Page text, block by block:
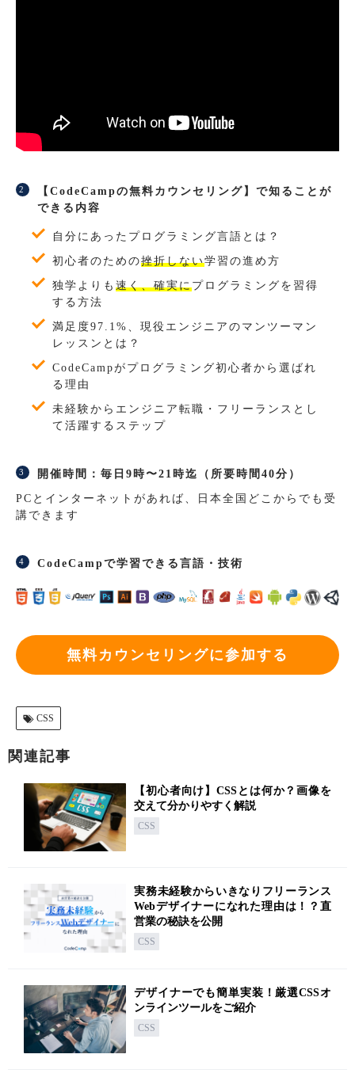
【CodeCampの無料カウンセリング】で知ることが
できる内容
自分にあったプログラミング言語とは？
初心者のための挫折しない学習の進め方
独学よりも 速く、確実にプログラミングを習得
する方法
満足度97.1%、現役エンジニアのマンツーマン
レッスンとは？
CodeCampがプログラミング初心者から選ばれ
る理由
未経験からエンジニア転職・フリーランスとし
て活躍するステップ
開催時間：毎日9時〜21時迄（所要時間40分）
PCとインターネットがあれば、日本全国どこからでも受
講できます
CodeCampで学習できる言語・技術
無料カウンセリングに参加する
CSS
関連記事
【初心者向け】CSSとは何か？画像を
交えて分かりやすく解説
CSS
実務未経験からいきなりフリーランス
Webデザイナーになれた理由は！？直
営業の秘訣を公開
CSS
デザイナーでも簡単実装！厳選CSSオ
ンラインツールをご紹介
CSS